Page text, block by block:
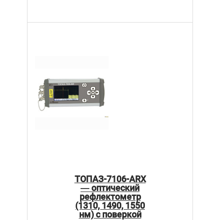
ТОПАЗ-7106-ARX
— оптический
рефлектометр
(1310, 1490, 1550
нм) с поверкой